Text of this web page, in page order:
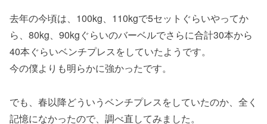
去年の今頃は、100kg、110kgで5セットぐらいやってか
ら、80kg、90kgぐらいのバーベルでさらに合計30本から
40本ぐらいベンチプレスをしていたようです。
今の僕よりも明らかに強かったです。
でも、春以降どういうベンチプレスをしていたのか、全く
記憶になかったので、調べ直してみました。